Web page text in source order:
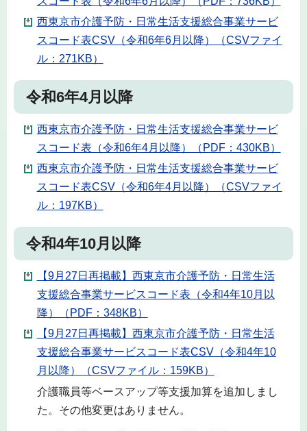
西東京市介護予防・日常生活支援総合事業サービ
スコード表CSV（令和6年6月以降）（CSVファイ
ル：271KB）
令和6年4月以降
西東京市介護予防・日常生活支援総合事業サービ
スコード表（令和6年4月以降）（PDF：430KB）
西東京市介護予防・日常生活支援総合事業サービ
スコード表CSV（令和6年4月以降）（CSVファイ
ル：197KB）
令和4年10月以降
【9月27日再掲載】西東京市介護予防・日常生活
支援総合事業サービスコード表（令和4年10月以
降）（PDF：348KB）
【9月27日再掲載】西東京市介護予防・日常生活
支援総合事業サービスコード表CSV（令和4年10
月以降）（CSVファイル：159KB）
介護職員等ベースアップ等支援加算を追加しまし
た。その他変更はありません。